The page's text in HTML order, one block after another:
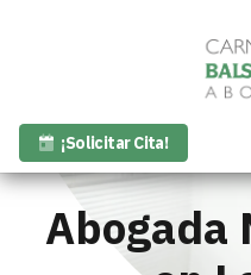
¡Solicitar Cita!
Abogada